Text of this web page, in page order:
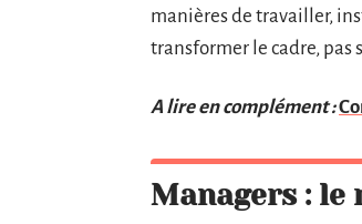
manières de travailler,
transformer le cadre, pas
A lire en complément :
Managers : le